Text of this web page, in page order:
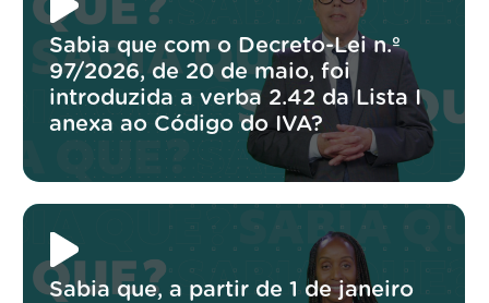
Sabia que com o Decreto-Lei n.º
97/2026, de 20 de maio, foi
introduzida a verba 2.42 da Lista I
anexa ao Código do IVA?
Sabia que, a partir de 1 de janeiro